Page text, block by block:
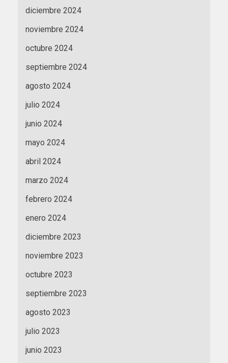
diciembre 2024
noviembre 2024
octubre 2024
septiembre 2024
agosto 2024
julio 2024
junio 2024
mayo 2024
abril 2024
marzo 2024
febrero 2024
enero 2024
diciembre 2023
noviembre 2023
octubre 2023
septiembre 2023
agosto 2023
julio 2023
junio 2023